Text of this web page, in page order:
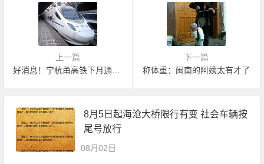
上一篇
下一篇
称体重：闽南的阿姨太有才了
8月5日起海沧大桥限行有变 社会车辆按
尾号放行
08月02日